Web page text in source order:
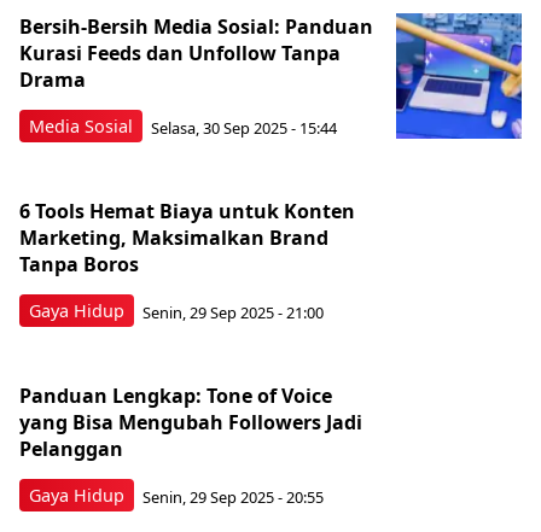
Media Sosial
Bersih-Bersih Media Sosial: Panduan
Kurasi Feeds dan Unfollow Tanpa
Drama
Selasa, 30 Sep 2025 - 15:44
Gaya Hidup
6 Tools Hemat Biaya untuk Konten
Marketing, Maksimalkan Brand
Tanpa Boros
Senin, 29 Sep 2025 - 21:00
Gaya Hidup
Panduan Lengkap: Tone of Voice
yang Bisa Mengubah Followers Jadi
Pelanggan
Senin, 29 Sep 2025 - 20:55